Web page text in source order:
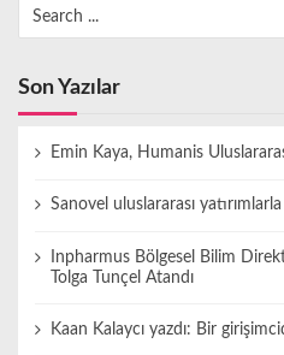
for:
Son Yazılar
Emin Kaya, Humanis
Sanovel uluslararası
Inpharmus Bölgesel Bilim
Tolga Tunçel Atandı
Kaan Kalaycı yazdı: Bir